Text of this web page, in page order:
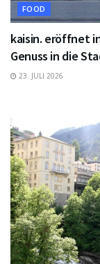
FOOD
kaisin. eröffnet
Genuss in die
23. JULI 2026